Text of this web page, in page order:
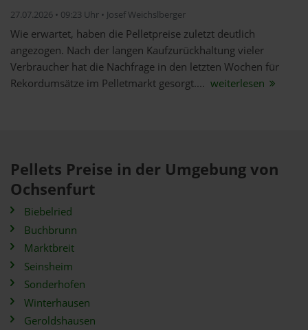
27.07.2026 • 09:23 Uhr • Josef Weichslberger
Wie erwartet, haben die Pelletpreise zuletzt deutlich
angezogen. Nach der langen Kaufzurückhaltung vieler
Verbraucher hat die Nachfrage in den letzten Wochen für
Rekordumsätze im Pelletmarkt gesorgt.... weiterlesen
Pellets Preise in der Umgebung von
Ochsenfurt
Biebelried
Buchbrunn
Marktbreit
Seinsheim
Sonderhofen
Winterhausen
Geroldshausen